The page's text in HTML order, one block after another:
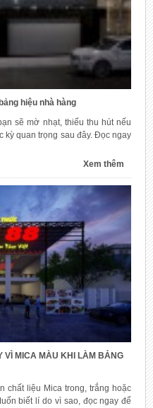
hiệu nhà hàng
sẽ mờ nhạt, thiếu thu hút nếu
kỳ quan trọng sau đây. Đọc ngay
Xem thêm
VÌ MICA MÀU KHI LÀM BẢNG
chất liệu Mica trong, trắng hoặc
biết lí do vì sao, đọc ngay để